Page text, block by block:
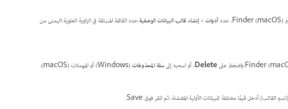
أدوات>إنشاء قالب البيانات الوصفية.حدد القائمة المنبثقة في الزاوية العلوية اليمنى من
Delete، أو اسحبه إلىسلة المحذوفات(Windows) أو المهملات (macOS).
[اسم القالب].أدخل قيمًا مختلفة للبيانات الأولية المضمّنة، ثم انقر فوق Save.